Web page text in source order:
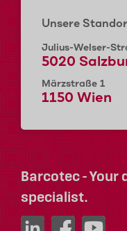
Unsere
Julius-Welser-
5020
Märzstraße 1
1150 Wien
Barcotec -
specialist.